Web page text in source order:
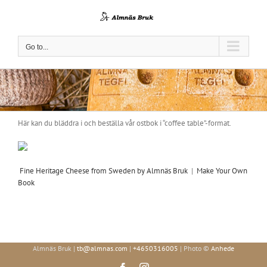
Go to...
Här kan du bläddra i och beställa vår ostbok i “coffee table”-format.
Fine Heritage Cheese from Sweden by Almnäs Bruk | Make Your Own
Book
Almnäs Bruk | tb@almnas.com | +4650316005 | Photo © Anhede